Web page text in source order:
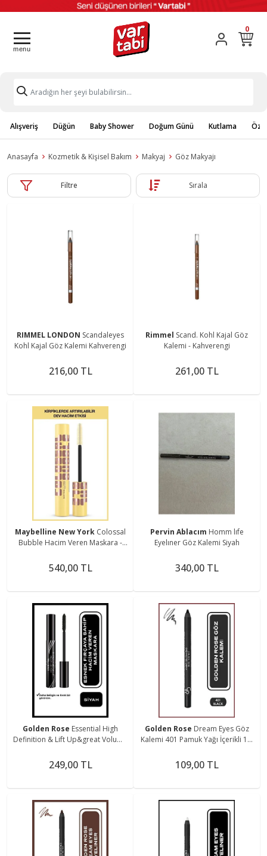
0
Alışveriş Düğün Baby Shower Doğum Günü Kutlama
Anasayfa Kozmetik & Kişisel Bakım Makyaj Göz Makyajı
Filtre Sırala
RIMMEL LONDON Scandaleyes
Kohl Kajal Göz Kalemi Kahverengi
216,00 TL
Rimmel Scand. Kohl Kajal Göz
Kalemi - Kahverengi
261,00 TL
Maybelline New York Colossal
Bubble Hacim Veren Maskara -
540,00 TL
Pervin Ablacım Homm lıfe
Eyelıner Göz Kalemi Siyah
340,00 TL
Golden Rose Essential High
Definition & Lift Up&great Volume
Maskara
249,00 TL
Golden Rose Dream Eyes Göz
Kalemi 401 Pamuk Yağı İçerikli 1,6
109,00 TL